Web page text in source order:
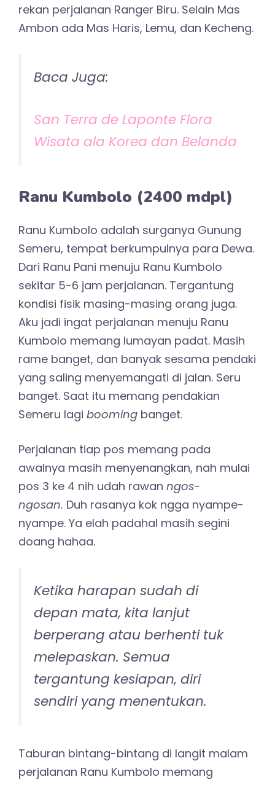
rekan perjalanan Ranger Biru. Selain Mas
Ambon ada Mas Haris, Lemu, dan Kecheng.
Baca Juga:
San Terra de Laponte Flora
Wisata ala Korea dan Belanda
Ranu Kumbolo (2400 mdpl)
Ranu Kumbolo adalah surganya Gunung
Semeru, tempat berkumpulnya para Dewa.
Dari Ranu Pani menuju Ranu Kumbolo
sekitar 5-6 jam perjalanan. Tergantung
kondisi fisik masing-masing orang juga.
Aku jadi ingat perjalanan menuju Ranu
Kumbolo memang lumayan padat. Masih
rame banget, dan banyak sesama pendaki
yang saling menyemangati di jalan. Seru
banget. Saat itu memang pendakian
Semeru lagi booming banget.
Perjalanan tiap pos memang pada
awalnya masih menyenangkan, nah mulai
pos 3 ke 4 nih udah rawan ngos-
ngosan. Duh rasanya kok ngga nyampe-
nyampe. Ya elah padahal masih segini
doang hahaa.
Ketika harapan sudah di
depan mata, kita lanjut
berperang atau berhenti tuk
melepaskan. Semua
tergantung kesiapan, diri
sendiri yang menentukan.
Taburan bintang-bintang di langit malam
perjalanan Ranu Kumbolo memang